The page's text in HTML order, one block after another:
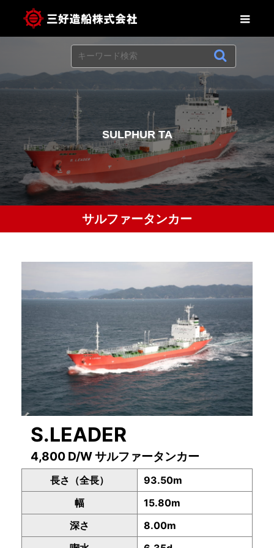
サルファータンカー
SULPHUR TANK
S.LEADER
4,800 D/W サルファータンカー
長さ（全長）
93.50m
幅
15.80m
深さ
8.00m